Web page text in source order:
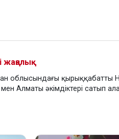
жаңалық
облысындағы қырыққабатты
Алматы әкімдіктері сатып